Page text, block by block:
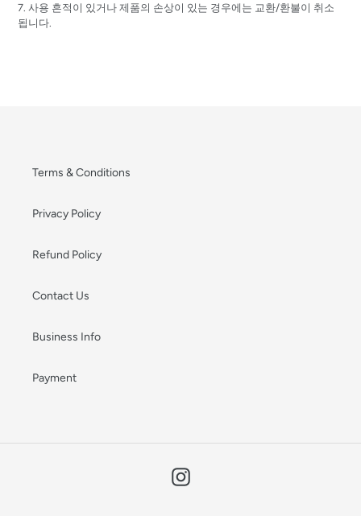
7. 사용 흔적이 있거나 제품의 손상이 있는 경우에는 교환/환불이 취소
됩니다.
Terms & Conditions
Privacy Policy
Refund Policy
Contact Us
Business Info
Payment
Instagram